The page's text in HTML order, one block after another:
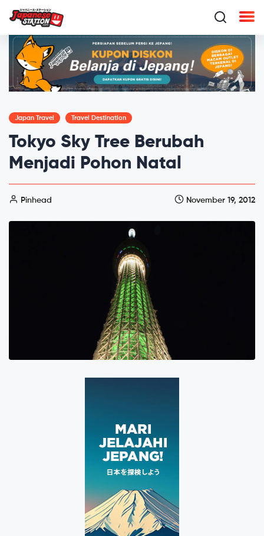
Japan Travel Travel Destination
Tokyo Sky Tree Berubah
Menjadi Pohon Natal
Pinhead November 19, 2012